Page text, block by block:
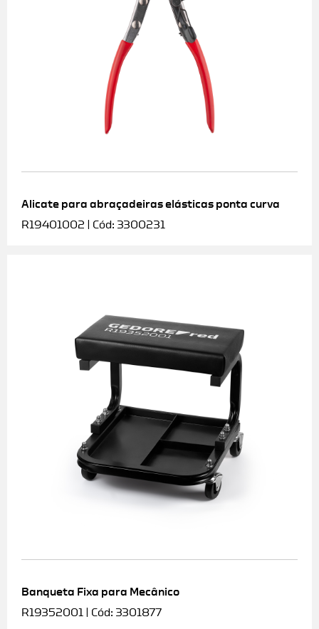
Alicate para abraçadeiras elásticas ponta curva
R19401002 | Cód: 3300231
Banqueta Fixa para Mecânico
R19352001 | Cód: 3301877